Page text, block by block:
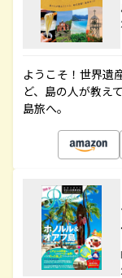
ようこそ！世界遺
ど、島の人が教え
島旅へ。